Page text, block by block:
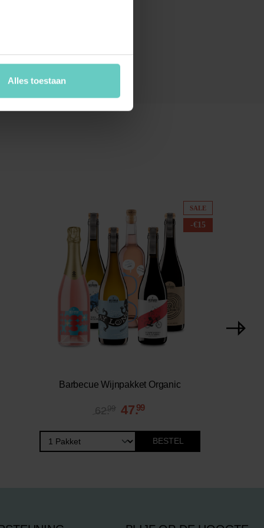
Alles toestaan
SALE
-€15
Barbecue Wijnpakket Organic
62.99 47.99
BESTEL